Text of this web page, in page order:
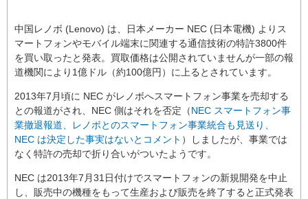
中国レノボ (Lenovo) は、日本メーカー NEC (日本電機) よりス
マートフォンやモバイル端末に関連する通信技術の特許3800件
を買い取ったと発表。買取価格は公開されていませんが一部の報
道機関により1億ドル（約100億円）に上るとされています。
2013年7月頃に NEC がレノボへスマートフォン事業を売却する
との報道がされ、NEC 側はそれを否定（NEC スマートフォン事
業撤退報道、レノボとのスマートフォン事業統合も見送り、
NEC は決定した事実はないとコメント ）しましたが、事業では
なく特許の売却で折り合いがついたようです。
NEC は2013年7月31日付けでスマートフォンの新規開発を中止
し、販売中の機種をもって生産および販売を終了すると正式発表